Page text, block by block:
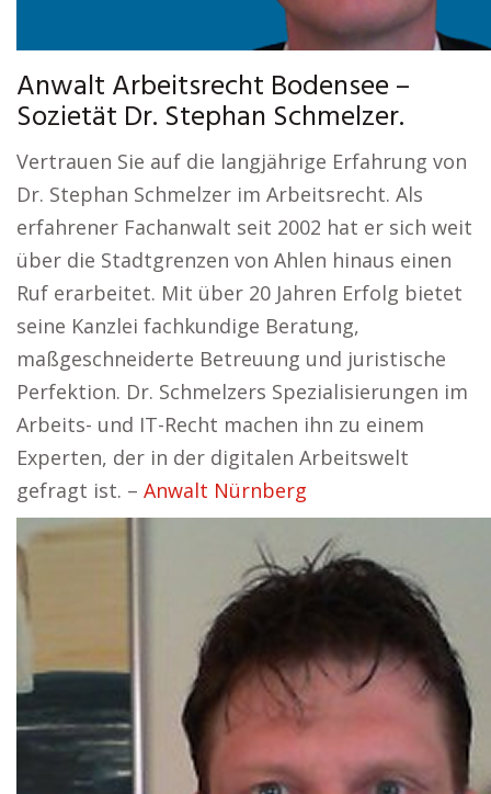
Anwalt Arbeitsrecht Bodensee –
Sozietät Dr. Stephan Schmelzer.
Vertrauen Sie auf die langjährige Erfahrung von
Dr. Stephan Schmelzer im Arbeitsrecht. Als
erfahrener Fachanwalt seit 2002 hat er sich weit
über die Stadtgrenzen von Ahlen hinaus einen
Ruf erarbeitet. Mit über 20 Jahren Erfolg bietet
seine Kanzlei fachkundige Beratung,
maßgeschneiderte Betreuung und juristische
Perfektion. Dr. Schmelzers Spezialisierungen im
Arbeits- und IT-Recht machen ihn zu einem
Experten, der in der digitalen Arbeitswelt
gefragt ist. – Anwalt Nürnberg